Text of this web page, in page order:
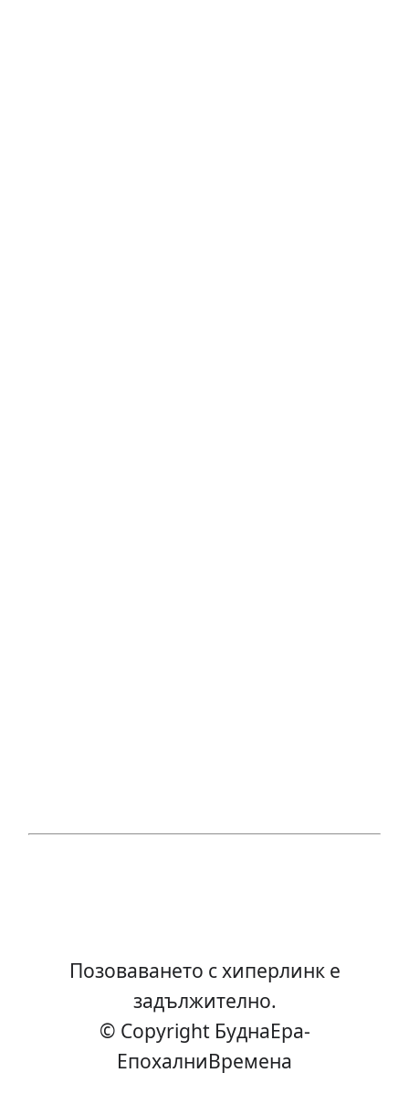
Позоваването с хиперлинк е
задължително.
© Copyright БуднаEра-
ЕпохалниВремена